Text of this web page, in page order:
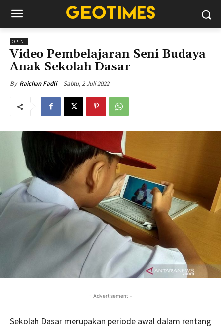
OPINI
Video Pembelajaran Seni Budaya
Anak Sekolah Dasar
By Raichan Fadli Sabtu, 2 Juli 2022
- Advertisement -
Sekolah Dasar merupakan periode awal dalam rentang